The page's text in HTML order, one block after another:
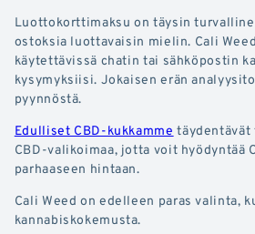
Luottokorttimaksu on täysin
ostoksia luottavaisin mielin. Cali
käytettävissä chatin tai sähköpostin
kysymyksiisi. Jokaisen erän
pyynnöstä.
Edulliset CBD-kukkamme täydentävät
CBD-valikoimaa, jotta voit hyödyntää
parhaaseen hintaan.
Cali Weed on edelleen paras valinta,
kannabiskokemusta.